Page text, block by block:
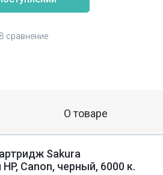
В сравнение
О товаре
Sakura
Canon, черный, 6000 к.